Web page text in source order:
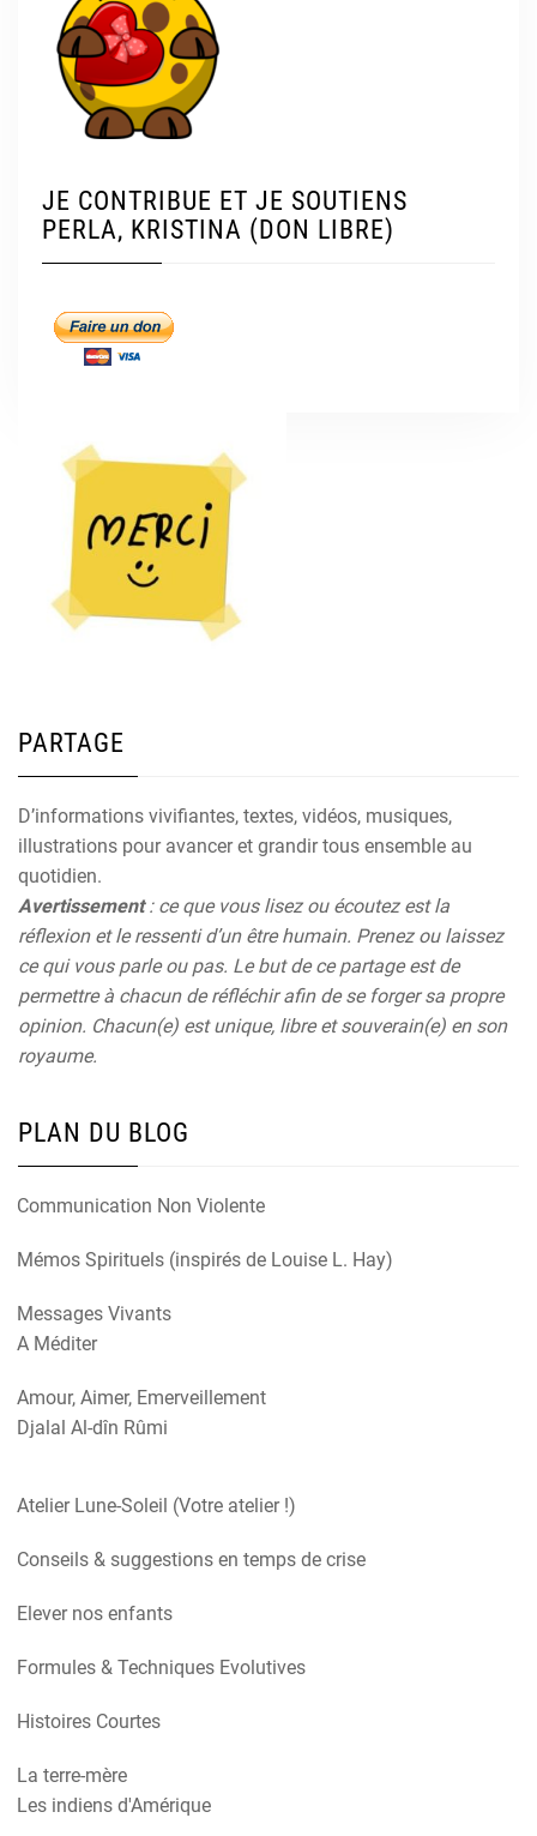
JE CONTRIBUE ET JE SOUTIENS
PERLA, KRISTINA (DON LIBRE)
PARTAGE
D’informations vivifiantes, textes, vidéos, musiques,
illustrations pour avancer et grandir tous ensemble au
quotidien.
Avertissement: ce que vous lisez ou écoutez est la
réflexion et le ressenti d’un être humain. Prenez ou laissez
ce qui vous parle ou pas. Le but de ce partage est de
permettre à chacun de réfléchir afin de se forger sa propre
opinion. Chacun(e) est unique, libre et souverain(e) en son
royaume.
PLAN DU BLOG
Communication Non Violente
Mémos Spirituels (inspirés de Louise L. Hay)
Messages Vivants
A Méditer
Amour, Aimer, Emerveillement
Djalal Al-dîn Rûmi
Atelier Lune-Soleil (Votre atelier !)
Conseils & suggestions en temps de crise
Elever nos enfants
Formules & Techniques Evolutives
Histoires Courtes
La terre-mère
Les indiens d'Amérique